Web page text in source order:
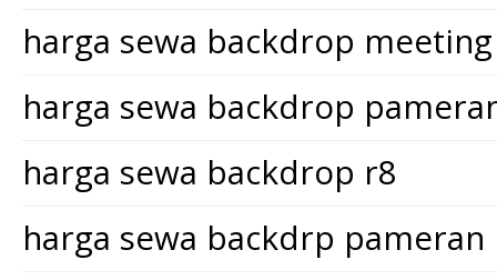
harga sewa backdrop meeting
harga sewa backdrop
harga sewa backdrop r8
harga sewa backdrp pameran